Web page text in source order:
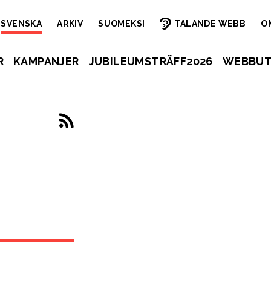
SVENSKA ARKIV SUOMEKSI TALANDE WEBB
KAMPANJER JUBILEUMSTRÄFF2026